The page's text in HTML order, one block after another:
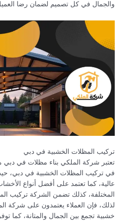
والجمال في كل تصميم لضمان رضا
تركيب المظلات الخشبية في دبي
تعتبر شركة الملكي بناء مظلات في
في تركيب المظلات الخشبية في دبي،
عالية، كما تعتمد على أفضل أنواع
المختلفة، كذلك تضمن الشركة تركيب
لذلك، فإن العملاء يعتمدون على شركة
خشبية تجمع بين الجمال والمتانة، كما